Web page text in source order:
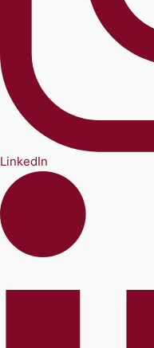
LinkedIn